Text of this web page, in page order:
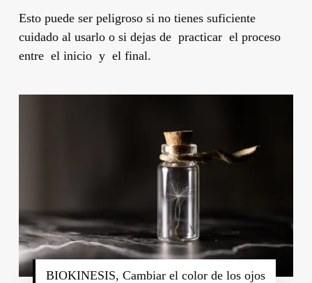
Esto puede ser peligroso si no tienes suficiente
cuidado al usarlo o si dejas de practicar el proceso
entre el inicio y el final.
BIOKINESIS, Cambiar el color de los ojos